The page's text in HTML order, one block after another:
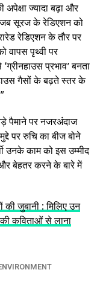
ज्यादा बढ़ा और
जब सूरज के रेडिएशन को
रेडिएशन के तौर पर
वापस पृथ्वी पर
प्रभाव’ बनता
गैसों के बढ़ते स्तर के
पैमाने पर नजरअंदाज
पर रुचि का बीज बोने
उनके काम को इस उम्मीद
बेहतर करने के बारे में
की जुबानी : मिलिए उन
की कविताओं से लाना